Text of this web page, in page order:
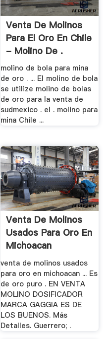
Venta De Molinos
Para El Oro En Chile
- Molino De .
molino de bola para mina
de oro . ... El molino de bola
se utilize molino de bolas
de oro para la venta de
sudmexico . el . molino para
mina Chile ...
Venta De Molinos
Usados Para Oro En
Michoacan
venta de molinos usados
para oro en michoacan ... Es
de oro puro . EN VENTA
MOLINO DOSIFICADOR
MARCA GAGGIA ES DE
LOS BUENOS. Más
Detalles. Guerrero; .